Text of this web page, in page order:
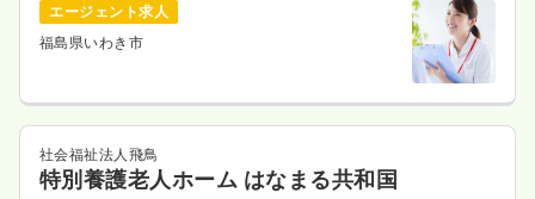
エージェント求人
福島県いわき市
社会福祉法人飛鳥
特別養護老人ホーム はなまる共和国